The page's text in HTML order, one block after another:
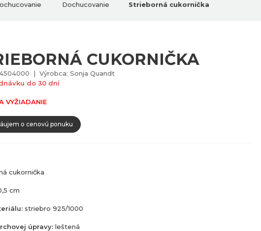
Dochucovanie Strieborná cukornička
CUKORNIČKA
| Výrobca: Sonja Quandt
do 30 dní
VYŽIADANIE
o cenovú ponuku
cukornička
cm
striebro 925/1000
úpravy:leštená